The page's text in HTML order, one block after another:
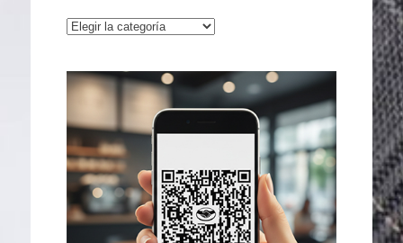
Categorías